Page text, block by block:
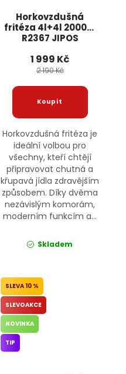
Horkovzdušná
fritéza 4l+4l 2000W
R2367 JIPOS
1 999 Kč
2 190 Kč
Horkovzdušná fritéza je
ideální volbou pro
všechny, kteří chtějí
připravovat chutná a
křupavá jídla zdravějším
způsobem. Díky dvěma
nezávislým komorám,
moderním funkcím a...
Skladem
10 %
SLEVOAKCE
NOVINKA
TIP